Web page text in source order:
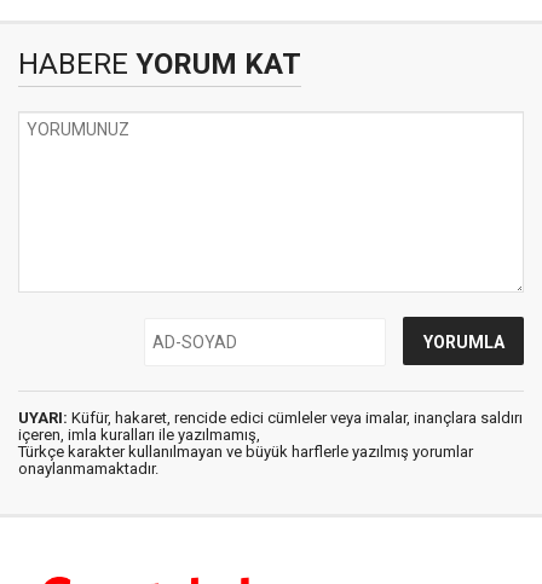
HABERE YORUM KAT
UYARI: Küfür, hakaret, rencide edici cümleler veya imalar, inançlara saldırı
içeren, imla kuralları ile yazılmamış,
Türkçe karakter kullanılmayan ve büyük harflerle yazılmış yorumlar
onaylanmamaktadır.